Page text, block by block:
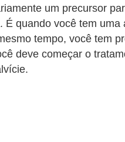
um precursor
É quando você tem uma
tempo, você tem
deve começar o